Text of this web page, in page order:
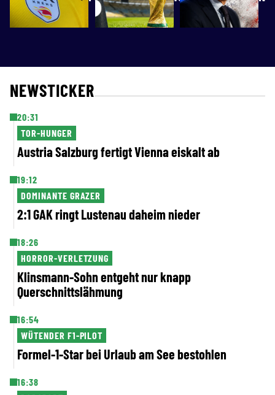
mit UHK
Krems
Milliarden
verkaufen
NEWSTICKER
20:31
TOR-HUNGER
Austria Salzburg fertigt Vienna eiskalt ab
19:12
DOMINANTE GRAZER
2:1 GAK ringt Lustenau daheim nieder
18:26
HORROR-VERLETZUNG
Klinsmann-Sohn entgeht nur knapp
Querschnittslähmung
16:54
WÜTENDER F1-PILOT
Formel-1-Star bei Urlaub am See bestohlen
16:38